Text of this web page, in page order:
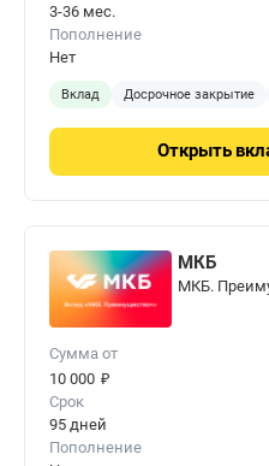
3-36 мес.
Пополнение
Нет
Вклад Досрочное закрытие
Открыть
МКБ
МКБ.
Сумма от
10 000 ₽
Срок
95 дней
Пополнение